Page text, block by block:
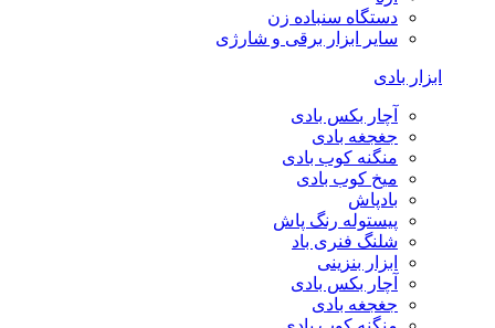
دستگاه سنباده زن
سایر ابزار برقی و شارژی
ابزار بادی
آچار بکس بادی
جغجغه بادی
منگنه کوب بادی
میخ کوب بادی
بادپاش
پیستوله رنگ پاش
شلنگ فنری باد
ابزار بنزینی
آچار بکس بادی
جغجغه بادی